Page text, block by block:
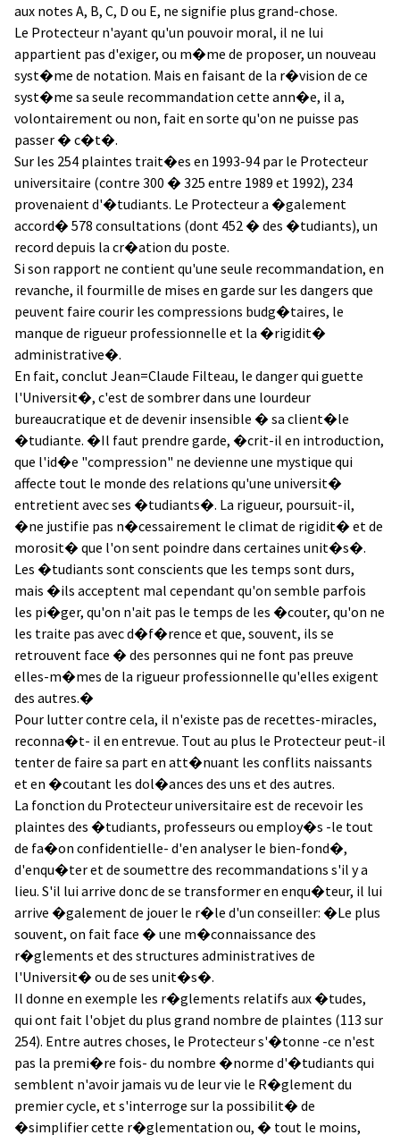
aux notes A, B, C, D ou E, ne signifie plus grand-chose.
Le Protecteur n'ayant qu'un pouvoir moral, il ne lui
appartient pas d'exiger, ou m�me de proposer, un nouveau
syst�me de notation. Mais en faisant de la r�vision de ce
syst�me sa seule recommandation cette ann�e, il a,
volontairement ou non, fait en sorte qu'on ne puisse pas
passer � c�t�.
Sur les 254 plaintes trait�es en 1993-94 par le Protecteur
universitaire (contre 300 � 325 entre 1989 et 1992), 234
provenaient d'�tudiants. Le Protecteur a �galement
accord� 578 consultations (dont 452 � des �tudiants), un
record depuis la cr�ation du poste.
Si son rapport ne contient qu'une seule recommandation, en
revanche, il fourmille de mises en garde sur les dangers que
peuvent faire courir les compressions budg�taires, le
manque de rigueur professionnelle et la �rigidit�
administrative�.
En fait, conclut Jean=Claude Filteau, le danger qui guette
l'Universit�, c'est de sombrer dans une lourdeur
bureaucratique et de devenir insensible � sa client�le
�tudiante. �Il faut prendre garde, �crit-il en introduction,
que l'id�e "compression" ne devienne une mystique qui
affecte tout le monde des relations qu'une universit�
entretient avec ses �tudiants�. La rigueur, poursuit-il,
�ne justifie pas n�cessairement le climat de rigidit� et de
morosit� que l'on sent poindre dans certaines unit�s�.
Les �tudiants sont conscients que les temps sont durs,
mais �ils acceptent mal cependant qu'on semble parfois
les pi�ger, qu'on n'ait pas le temps de les �couter, qu'on ne
les traite pas avec d�f�rence et que, souvent, ils se
retrouvent face � des personnes qui ne font pas preuve
elles-m�mes de la rigueur professionnelle qu'elles exigent
des autres.�
Pour lutter contre cela, il n'existe pas de recettes-miracles,
reconna�t- il en entrevue. Tout au plus le Protecteur peut-il
tenter de faire sa part en att�nuant les conflits naissants
et en �coutant les dol�ances des uns et des autres.
La fonction du Protecteur universitaire est de recevoir les
plaintes des �tudiants, professeurs ou employ�s -le tout
de fa�on confidentielle- d'en analyser le bien-fond�,
d'enqu�ter et de soumettre des recommandations s'il y a
lieu. S'il lui arrive donc de se transformer en enqu�teur, il lui
arrive �galement de jouer le r�le d'un conseiller: �Le plus
souvent, on fait face � une m�connaissance des
r�glements et des structures administratives de
l'Universit� ou de ses unit�s�.
Il donne en exemple les r�glements relatifs aux �tudes,
qui ont fait l'objet du plus grand nombre de plaintes (113 sur
254). Entre autres choses, le Protecteur s'�tonne -ce n'est
pas la premi�re fois- du nombre �norme d'�tudiants qui
semblent n'avoir jamais vu de leur vie le R�glement du
premier cycle, et s'interroge sur la possibilit� de
�simplifier cette r�glementation ou, � tout le moins,